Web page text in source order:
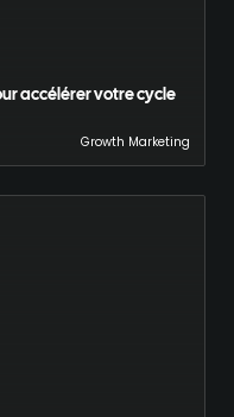
accélérer votre cycle
Growth Marketing